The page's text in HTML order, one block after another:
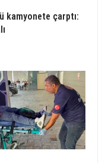
kamyonete çarptı: